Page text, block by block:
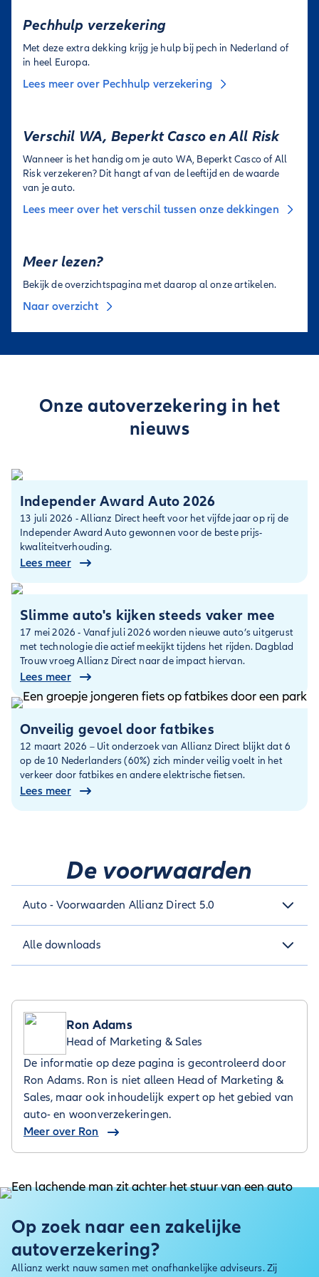
Pechhulp verzekering
Met deze extra dekking krijg je hulp bij pech in Nederland of
in heel Europa.
Lees meer over Pechhulp verzekering
Verschil WA, Beperkt Casco en All Risk
Wanneer is het handig om je auto WA, Beperkt Casco of All
Risk verzekeren? Dit hangt af van de leeftijd en de waarde
van je auto.
Lees meer over het verschil tussen onze dekkingen
Meer lezen?
Bekijk de overzichtspagina met daarop al onze artikelen.
Naar overzicht
Onze autoverzekering in het
nieuws
Independer Award Auto 2026
13 juli 2026 - Allianz Direct heeft voor het vijfde jaar op rij de
Independer Award Auto gewonnen voor de beste prijs-
kwaliteitverhouding.
Lees meer
Slimme auto's kijken steeds vaker mee
17 mei 2026 - Vanaf juli 2026 worden nieuwe auto’s uitgerust
met technologie die actief meekijkt tijdens het rijden. Dagblad
Trouw vroeg Allianz Direct naar de impact hiervan.
Lees meer
Onveilig gevoel door fatbikes
12 maart 2026 – Uit onderzoek van Allianz Direct blijkt dat 6
op de 10 Nederlanders (60%) zich minder veilig voelt in het
verkeer door fatbikes en andere elektrische fietsen.
Lees meer
De voorwaarden
Auto - Voorwaarden Allianz Direct 5.0
Alle downloads
Ron Adams
Head of Marketing & Sales
De informatie op deze pagina is gecontroleerd door
Ron Adams. Ron is niet alleen Head of Marketing &
Sales, maar ook inhoudelijk expert op het gebied van
auto- en woonverzekeringen.
Meer over Ron
Op zoek naar een zakelijke
autoverzekering?
Allianz werkt nauw samen met onafhankelijke adviseurs. Zij